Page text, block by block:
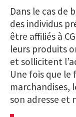
Dans le cas de
des individus
être affiliés à
leurs produits
et sollicitent
Une fois que le
marchandises,
son adresse et